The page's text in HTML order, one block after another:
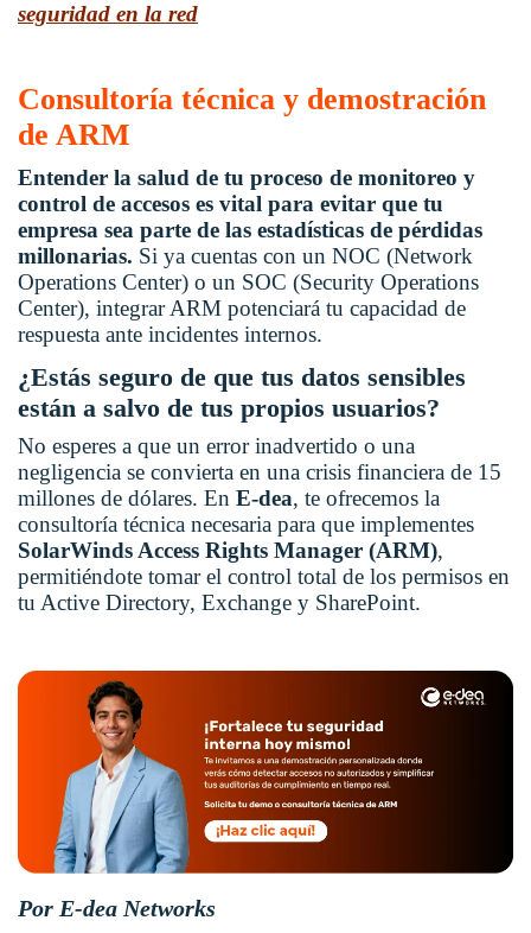
seguridad en la red
Consultoría técnica y demostración
de ARM
Entender la salud de tu proceso de monitoreo y
control de accesos es vital para evitar que tu
empresa sea parte de las estadísticas de pérdidas
millonarias. Si ya cuentas con un NOC (Network
Operations Center) o un SOC (Security Operations
Center), integrar ARM potenciará tu capacidad de
respuesta ante incidentes internos.
¿Estás seguro de que tus datos sensibles
están a salvo de tus propios usuarios?
No esperes a que un error inadvertido o una
negligencia se convierta en una crisis financiera de 15
millones de dólares. En E-dea, te ofrecemos la
consultoría técnica necesaria para que implementes
SolarWinds Access Rights Manager (ARM),
permitiéndote tomar el control total de los permisos en
tu Active Directory, Exchange y SharePoint.
Por E-dea Networks